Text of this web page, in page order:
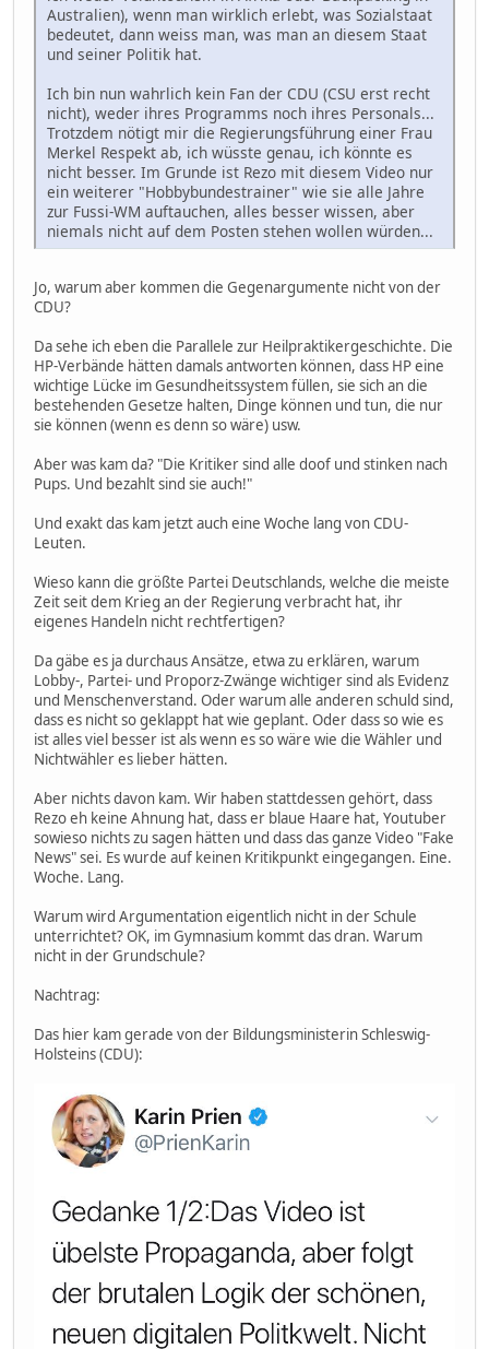
Australien), wenn man wirklich erlebt, was Sozialstaat
bedeutet, dann weiss man, was man an diesem Staat
und seiner Politik hat.
Ich bin nun wahrlich kein Fan der CDU (CSU erst recht
nicht), weder ihres Programms noch ihres Personals...
Trotzdem nötigt mir die Regierungsführung einer Frau
Merkel Respekt ab, ich wüsste genau, ich könnte es
nicht besser. Im Grunde ist Rezo mit diesem Video nur
ein weiterer "Hobbybundestrainer" wie sie alle Jahre
zur Fussi-WM auftauchen, alles besser wissen, aber
niemals nicht auf dem Posten stehen wollen würden...
Jo, warum aber kommen die Gegenargumente nicht von der
CDU?
Da sehe ich eben die Parallele zur Heilpraktikergeschichte. Die
HP-Verbände hätten damals antworten können, dass HP eine
wichtige Lücke im Gesundheitssystem füllen, sie sich an die
bestehenden Gesetze halten, Dinge können und tun, die nur
sie können (wenn es denn so wäre) usw.
Aber was kam da? "Die Kritiker sind alle doof und stinken nach
Pups. Und bezahlt sind sie auch!"
Und exakt das kam jetzt auch eine Woche lang von CDU-
Leuten.
Wieso kann die größte Partei Deutschlands, welche die meiste
Zeit seit dem Krieg an der Regierung verbracht hat, ihr
eigenes Handeln nicht rechtfertigen?
Da gäbe es ja durchaus Ansätze, etwa zu erklären, warum
Lobby-, Partei- und Proporz-Zwänge wichtiger sind als Evidenz
und Menschenverstand. Oder warum alle anderen schuld sind,
dass es nicht so geklappt hat wie geplant. Oder dass so wie es
ist alles viel besser ist als wenn es so wäre wie die Wähler und
Nichtwähler es lieber hätten.
Aber nichts davon kam. Wir haben stattdessen gehört, dass
Rezo eh keine Ahnung hat, dass er blaue Haare hat, Youtuber
sowieso nichts zu sagen hätten und dass das ganze Video "Fake
News" sei. Es wurde auf keinen Kritikpunkt eingegangen. Eine.
Woche. Lang.
Warum wird Argumentation eigentlich nicht in der Schule
unterrichtet? OK, im Gymnasium kommt das dran. Warum
nicht in der Grundschule?
Nachtrag:
Das hier kam gerade von der Bildungsministerin Schleswig-
Holsteins (CDU):